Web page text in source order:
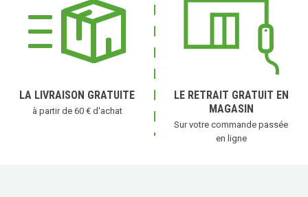
LA LIVRAISON GRATUITE
à partir de 60 € d'achat
LE RETRAIT GRATUIT EN
MAGASIN
Sur votre commande passée
en ligne